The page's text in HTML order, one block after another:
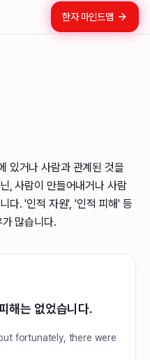
한자 마인드맵
있거나 사람과 관계된 것을
, 사람이 만들어내거나 사람
다. '인적 자원', '인적 피해' 등
많습니다.
해는 없었습니다.
fortunately, there were